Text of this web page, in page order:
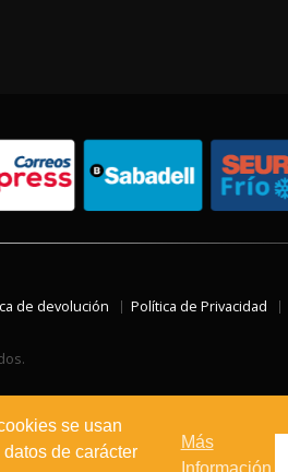
se usan
de carácter
Más
Información
de devolución Política de Privacidad